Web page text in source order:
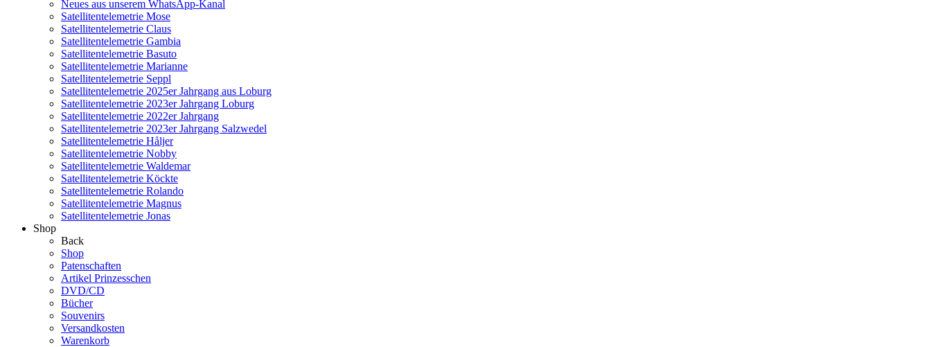
Neues aus unserem WhatsApp-Kanal
Satellitentelemetrie Mose
Satellitentelemetrie Claus
Satellitentelemetrie Gambia
Satellitentelemetrie Basuto
Satellitentelemetrie Marianne
Satellitentelemetrie Seppl
Satellitentelemetrie 2025er Jahrgang aus Loburg
Satellitentelemetrie 2023er Jahrgang Loburg
Satellitentelemetrie 2022er Jahrgang
Satellitentelemetrie 2023er Jahrgang Salzwedel
Satellitentelemetrie Håljer
Satellitentelemetrie Nobby
Satellitentelemetrie Waldemar
Satellitentelemetrie Köckte
Satellitentelemetrie Rolando
Satellitentelemetrie Magnus
Satellitentelemetrie Jonas
Shop
Back
Shop
Patenschaften
Artikel Prinzesschen
DVD/CD
Bücher
Souvenirs
Versandkosten
Warenkorb